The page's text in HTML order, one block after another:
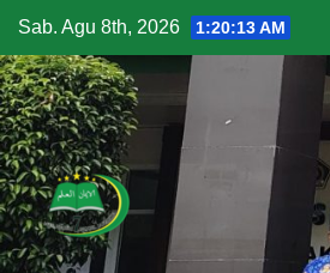
Skip
to
content
Sab. Agu 8th, 2026 1:20:16 AM